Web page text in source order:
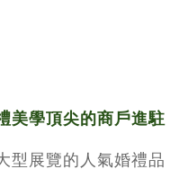
美學頂尖的商戶進駐
型展覽的人氣婚禮品